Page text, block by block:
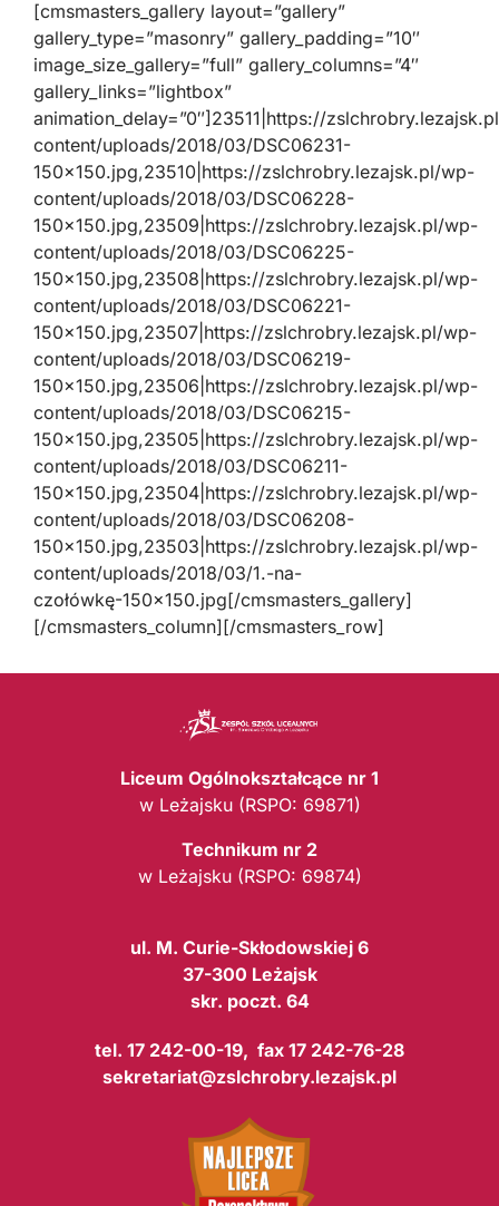
[cmsmasters_gallery layout=”gallery”
gallery_type=”masonry” gallery_padding=”10″
image_size_gallery=”full” gallery_columns=”4″
gallery_links=”lightbox”
animation_delay=”0″]23511|https://
content/uploads/2018/03/DSC06231-
150×150.jpg,23510|https://zslchrobry.lezajsk.pl/wp-
content/uploads/2018/03/DSC06228-
150×150.jpg,23509|https://zslchrobry.lezajsk.pl/wp-
content/uploads/2018/03/DSC06225-
150×150.jpg,23508|https://zslchrobry.lezajsk.pl/wp-
content/uploads/2018/03/DSC06221-
150×150.jpg,23507|https://zslchrobry.lezajsk.pl/wp-
content/uploads/2018/03/DSC06219-
150×150.jpg,23506|https://zslchrobry.lezajsk.pl/wp-
content/uploads/2018/03/DSC06215-
150×150.jpg,23505|https://zslchrobry.lezajsk.pl/wp-
content/uploads/2018/03/DSC06211-
150×150.jpg,23504|https://zslchrobry.lezajsk.pl/wp-
content/uploads/2018/03/DSC06208-
150×150.jpg,23503|https://zslchrobry.lezajsk.pl/wp-
content/uploads/2018/03/1.-na-
czołówkę-150×150.jpg[/cmsmasters_gallery]
[/cmsmasters_column][/cmsmasters_row]
Liceum Ogólnokształcące nr 1
w Leżajsku (RSPO: 69871)
Technikum nr 2
w Leżajsku (RSPO: 69874)
ul. M. Curie-Skłodowskiej 6
37-300 Leżajsk
skr. poczt. 64
tel. 17 242-00-19, fax 17 242-76-28
sekretariat@zslchrobry.lezajsk.pl